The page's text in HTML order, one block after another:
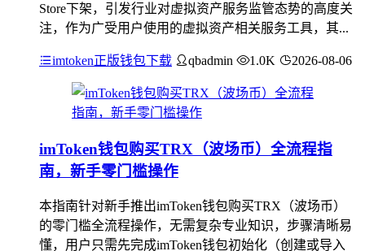
Store下架，引发行业对虚拟资产服务监管态势的高度关
注，作为广受用户使用的虚拟资产相关服务工具，其...
imtoken正版钱包下载 qbadmin 1.0K 2026-08-06
imToken钱包购买TRX（波场币）全流程指
南，新手零门槛操作
本指南针对新手推出imToken钱包购买TRX（波场币）
的零门槛全流程操作，无需复杂专业知识，步骤清晰易
懂，用户只需先完成imToken钱包初始化（创建或导入